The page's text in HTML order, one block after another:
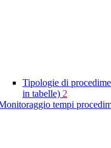
Tipologie di
in tabelle) 2
tempi